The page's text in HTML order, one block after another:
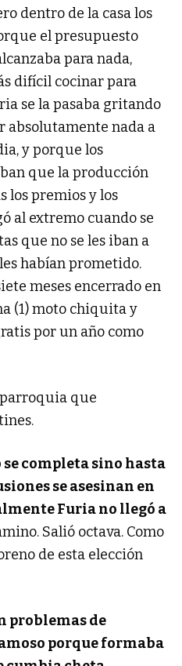
dentro de la casa los
el presupuesto
para nada,
difícil cocinar para
se la pasaba gritando
absolutamente nada a
y porque los
que la producción
los premios y los
al extremo cuando se
que no se les iban a
habían prometido.
meses encerrado en
(1) moto chiquita y
por un año como
que
completa sino hasta
se asesinan en
Furia no llegó a
Salió octava. Como
de esta elección
problemas de
porque formaba